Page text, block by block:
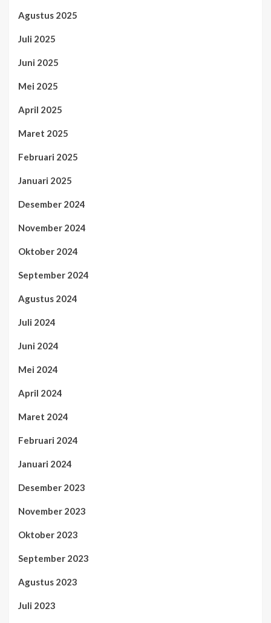
Agustus 2025
Juli 2025
Juni 2025
Mei 2025
April 2025
Maret 2025
Februari 2025
Januari 2025
Desember 2024
November 2024
Oktober 2024
September 2024
Agustus 2024
Juli 2024
Juni 2024
Mei 2024
April 2024
Maret 2024
Februari 2024
Januari 2024
Desember 2023
November 2023
Oktober 2023
September 2023
Agustus 2023
Juli 2023